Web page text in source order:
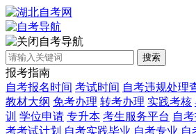
自考导航
搜索
报考指南
自考报名时间 考试时间 自考违规处理
教材大纲 免考办理 转考办理 实践考核
训 学位申请 专升本 考生服务平台 自
考考试计划 自考实践毕业 自考专业 自